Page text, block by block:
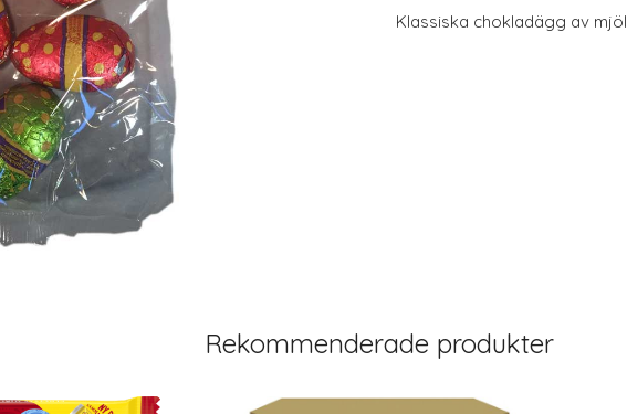
Klassiska chokladägg av
Rekommenderade produkter